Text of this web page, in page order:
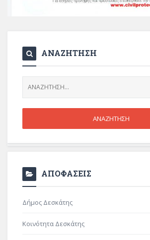
ΑΝΑΖΗΤΗΣΗ
ΑΠΟΦΑΣΕΙΣ
Δήμος Δεσκάτης
Κοινότητα Δεσκάτης